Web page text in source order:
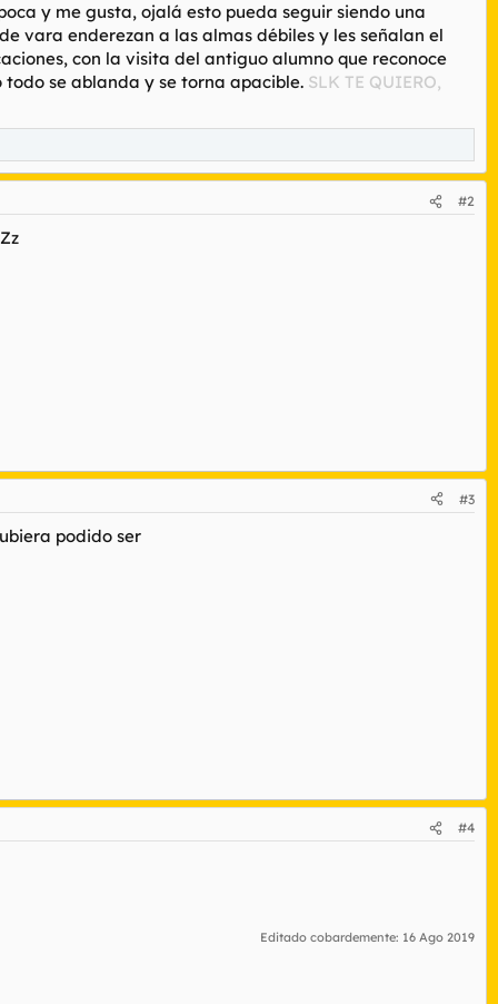
y me gusta, ojalá esto pueda seguir siendo una
vara enderezan a las almas débiles y les señalan el
con la visita del antiguo alumno que reconoce
todo se ablanda y se torna apacible. SLK TE QUIERO,
#2
#3
podido ser
#4
Editado cobardemente: 16 Ago 2019